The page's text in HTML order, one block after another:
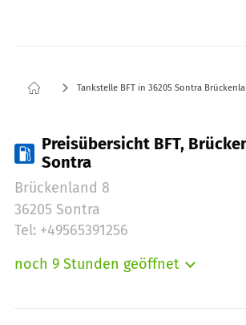
Tankstelle BFT in 36205 Sontra
Preisübersicht BFT,
Sontra
Brückenland 8
36205 Sontra
Tel: +49565391256
noch 9 Stunden geöffnet